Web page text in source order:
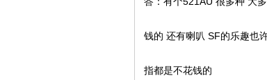
钱的 还有喇叭 SF的乐趣也
指都是不花钱的